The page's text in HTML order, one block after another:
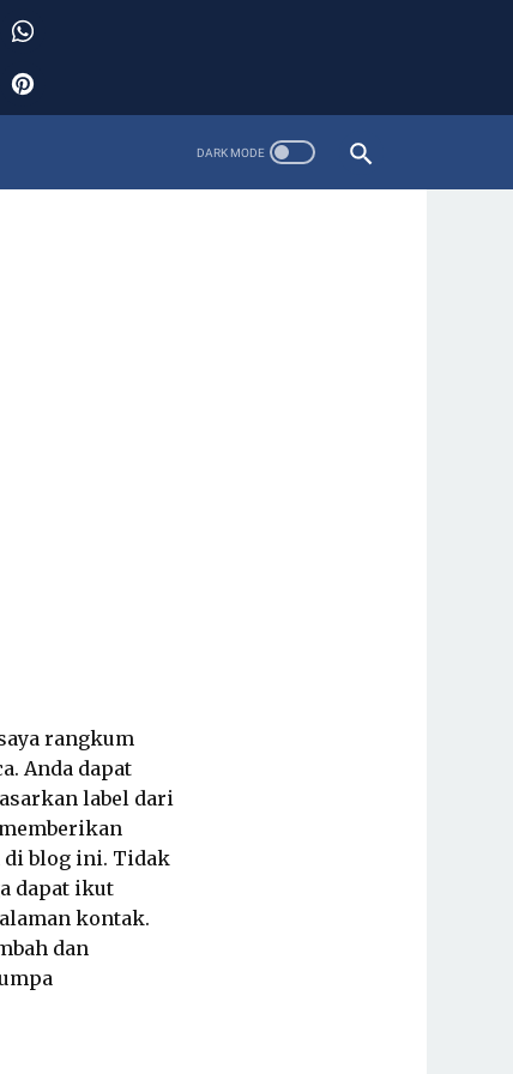
rangkum
Anda dapat
label dari
di blog ini. Tidak
dapat ikut
kontak.
dan